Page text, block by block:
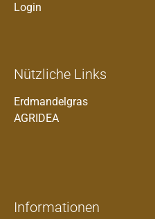
Login
Nützliche Links
Erdmandelgras
AGRIDEA
Informationen